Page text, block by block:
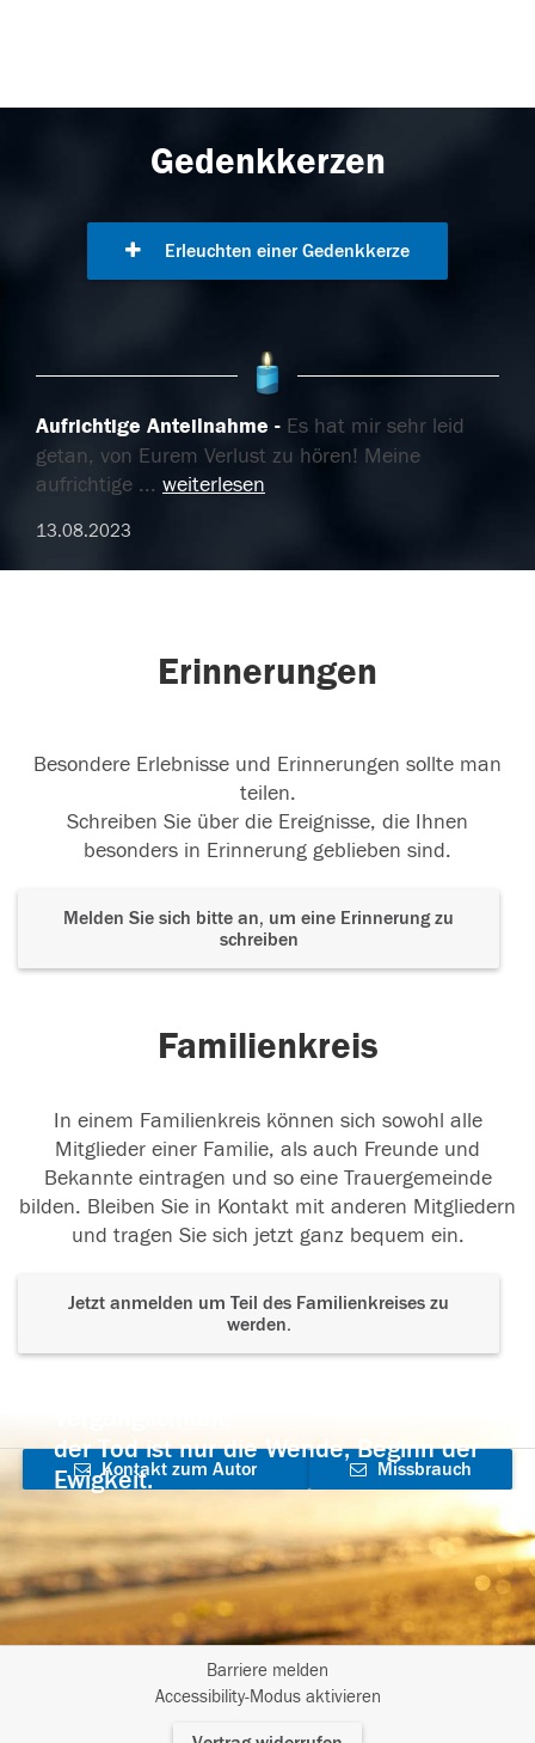
Gedenkkerzen
Erleuchten einer Gedenkkerze
Aufrichtige Anteilnahme
Es hat mir sehr leid
getan, von Eurem Verlust zu hören! Meine
aufrichtige ... weiterlesen
13.08.2023
Erinnerungen
Besondere Erlebnisse und Erinnerungen sollte man
teilen.
Schreiben Sie über die Ereignisse, die Ihnen
besonders in Erinnerung geblieben sind.
Melden Sie sich bitte an, um eine Erinnerung zu
schreiben
Familienkreis
In einem Familienkreis können sich sowohl alle
Mitglieder einer Familie, als auch Freunde und
Bekannte eintragen und so eine Trauergemeinde
bilden. Bleiben Sie in Kontakt mit anderen Mitgliedern
und tragen Sie sich jetzt ganz bequem ein.
Jetzt anmelden um Teil des Familienkreises zu
werden.
der Tod ist nur die Wende, Beginn der
Ewigkeit.
Kontakt zum Autor
aufnehmen
Missbrauch
Barriere melden
Accessibility-Modus aktivieren